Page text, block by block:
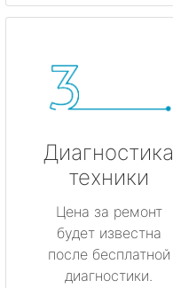
Диагностика
техники
Цена за ремонт
будет известна
после бесплатной
диагностики.